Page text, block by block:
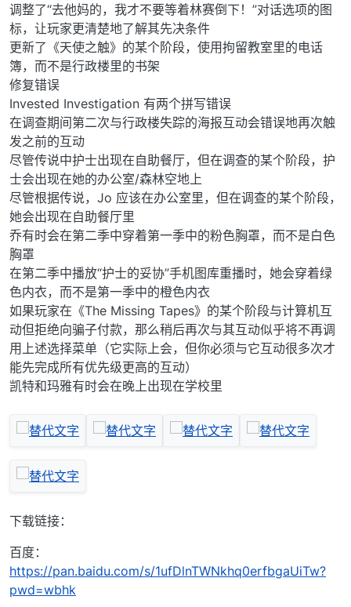
调整了“去他妈的，我才不要等着林赛倒下！”对话选项的图
标，让玩家更清楚地了解其先决条件
更新了《天使之触》的某个阶段，使用拘留教室里的电话
簿，而不是行政楼里的书架
修复错误
Invested Investigation 有两个拼写错误
在调查期间第二次与行政楼失踪的海报互动会错误地再次触
发之前的互动
尽管传说中护士出现在自助餐厅，但在调查的某个阶段，护
士会出现在她的办公室/森林空地上
尽管根据传说，Jo 应该在办公室里，但在调查的某个阶段，
她会出现在自助餐厅里
乔有时会在第二季中穿着第一季中的粉色胸罩，而不是白色
胸罩
在第二季中播放“护士的妥协”手机图库重播时，她会穿着绿
色内衣，而不是第一季中的橙色内衣
如果玩家在《The Missing Tapes》的某个阶段与计算机互
动但拒绝向骗子付款，那么稍后再次与其互动似乎将不再调
用上述选择菜单（它实际上会，但你必须与它互动很多次才
能先完成所有优先级更高的互动）
凯特和玛雅有时会在晚上出现在学校里
下载链接：
百度：
https://pan.baidu.com/s/1ufDlnTWNkhq0erfbgaUiTw?
pwd=wbhk